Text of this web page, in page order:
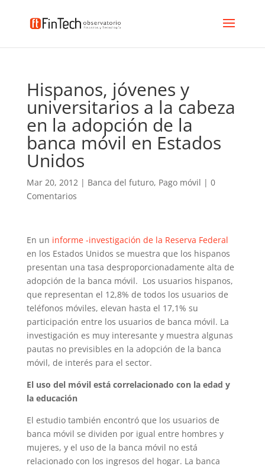
Hispanos, jóvenes y
universitarios a la cabeza
en la adopción de la
banca móvil en Estados
Unidos
Mar 20, 2012| Banca del futuro, Pago móvil | 0
Comentarios
En un informe -investigación de la Reserva Federal
en los Estados Unidos se muestra que los hispanos
presentan una tasa desproporcionadamente alta de
adopción de la banca móvil. Los usuarios hispanos,
que representan el 12,8% de todos los usuarios de
teléfonos móviles, elevan hasta el 17,1% su
participación entre los usuarios de banca móvil. La
investigación es muy interesante y muestra algunas
pautas no previsibles en la adopción de la banca
móvil, de interés para el sector.
El uso del móvil está correlacionado con la edad y
la educación
El estudio también encontró que los usuarios de
banca móvil se dividen por igual entre hombres y
mujeres, y el uso de la banca móvil no está
relacionado con los ingresos del hogar. La banca